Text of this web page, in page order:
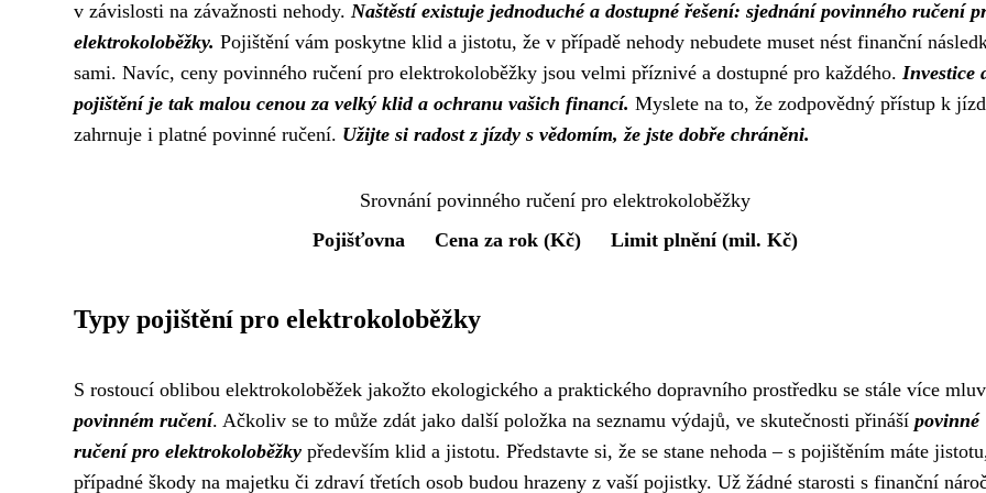
v závislosti na závažnosti nehody. Naštěstí existuje jednoduché a dostupné řešení: sjednání povinného ručení
elektrokoloběžky. Pojištění vám poskytne klid a jistotu, že v případě nehody nebudete muset nést finanční
sami. Navíc, ceny povinného ručení pro elektrokoloběžky jsou velmi příznivé a dostupné pro každého. Investice
pojištění je tak malou cenou za velký klid a ochranu vašich financí. Myslete na to, že zodpovědný přístup k
zahrnuje i platné povinné ručení. Užijte si radost z jízdy s vědomím, že jste dobře chráněni.
Srovnání povinného ručení pro elektrokoloběžky
Pojišťovna
Cena za rok (Kč) Limit plnění (mil. Kč)
Typy pojištění pro elektrokoloběžky
S rostoucí oblibou elektrokoloběžek jakožto ekologického a praktického dopravního prostředku se stále více
povinném ručení. Ačkoliv se to může zdát jako další položka na seznamu výdajů, ve skutečnosti přináší povinné
ručení pro elektrokoloběžky především klid a jistotu. Představte si, že se stane nehoda – s pojištěním máte
případné škody na majetku či zdraví třetích osob budou hrazeny z vaší pojistky. Už žádné starosti s finanční